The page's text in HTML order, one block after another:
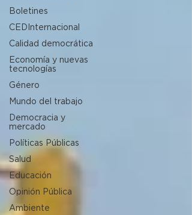
Boletines
CEDInternacional
Calidad democrática
Economía y nuevas
tecnologías
Género
Mundo del trabajo
Democracia y
mercado
Políticas Públicas
Salud
Educación
Opinión Pública
Ambiente